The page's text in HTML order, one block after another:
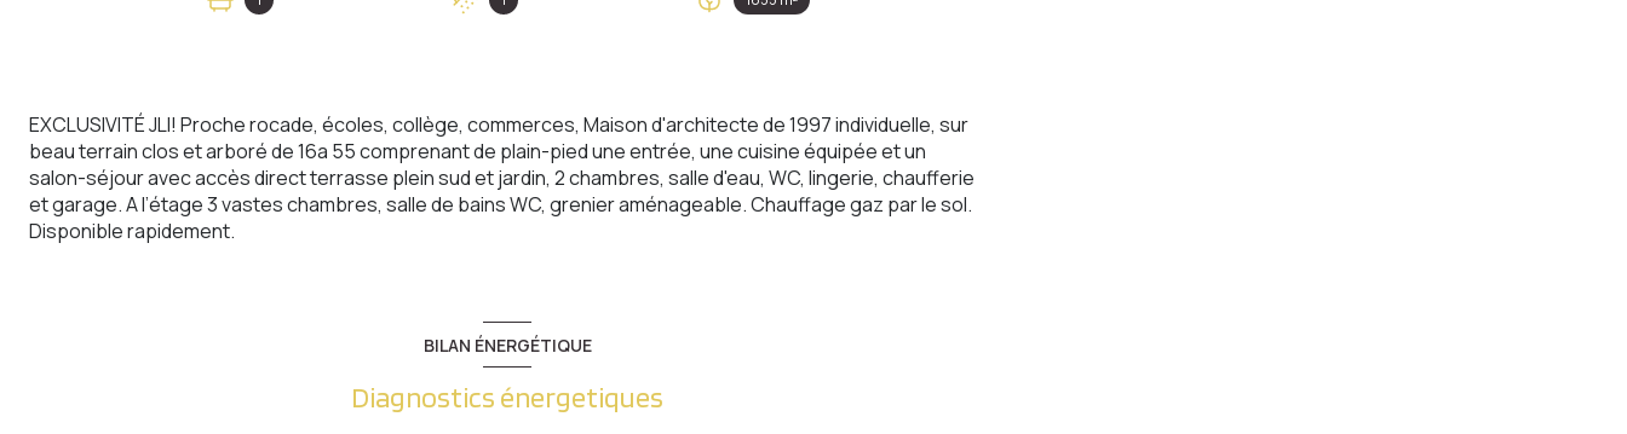
EXCLUSIVITÉ JLI! Proche rocade, écoles, collège, commerces, Maison d'architecte de 1997 individuelle, sur
beau terrain clos et arboré de 16a 55 comprenant de plain-pied une entrée, une cuisine équipée et un
salon-séjour avec accès direct terrasse plein sud et jardin, 2 chambres, salle d'eau, WC, lingerie, chaufferie
et garage. A l’étage 3 vastes chambres, salle de bains WC, grenier aménageable. Chauffage gaz par le sol.
Disponible rapidement.
BILAN ÉNERGÉTIQUE
Diagnostics énergetiques